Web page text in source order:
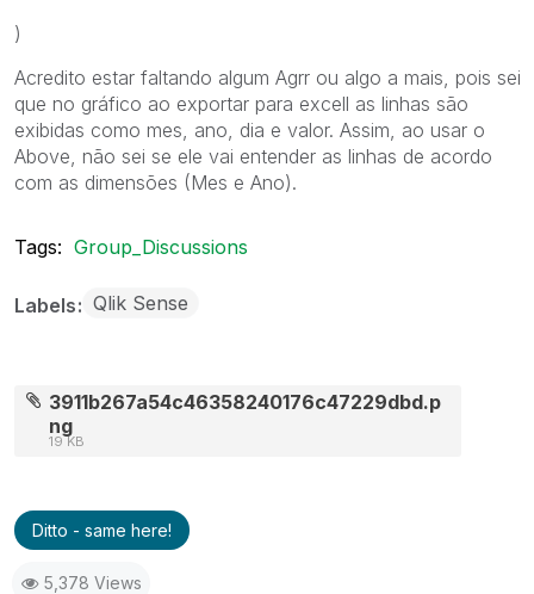
)
Acredito estar faltando algum Agrr ou algo a mais, pois sei
que no gráfico ao exportar para excell as linhas são
exibidas como mes, ano, dia e valor. Assim, ao usar o
Above, não sei se ele vai entender as linhas de acordo
com as dimensões (Mes e Ano).
Tags: Group_Discussions
Labels Qlik Sense
3911b267a54c46358240176c47229dbd.p
ng
19 KB
Ditto - same here!
5,378 Views